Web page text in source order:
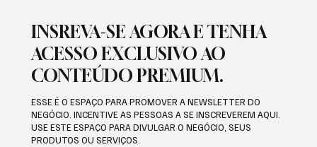
INSREVA-SE AGORA E TENHA
ACESSO EXCLUSIVO AO
CONTEÚDO PREMIUM.
ESSE É O ESPAÇO PARA PROMOVER A NEWSLETTER DO
NEGÓCIO. INCENTIVE AS PESSOAS A SE INSCREVEREM AQUI.
USE ESTE ESPAÇO PARA DIVULGAR O NEGÓCIO, SEUS
PRODUTOS OU SERVIÇOS.